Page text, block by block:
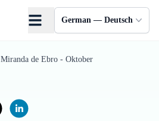
German — Deutsch
Miranda de Ebro - Oktober